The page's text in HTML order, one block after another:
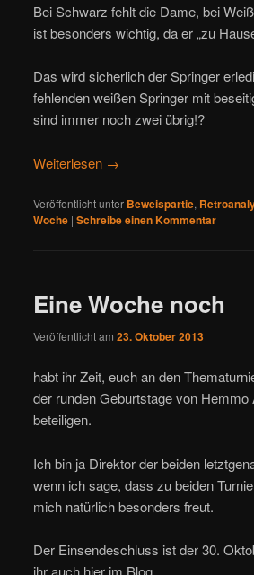
Bei Schwarz fehlt die Dame, bei
ist besonders wichtig, da er „zu
Das wird sicherlich der Springer
fehlenden weißen Springer mit
sind immer noch zwei übrig!?
Weiterlesen →
Veröffentlicht unter Beweispartie,
Woche | Schreibe einen Kommentar
Eine Woche noch
Veröffentlicht am 23. Oktober 2013
habt ihr Zeit, euch an den
der runden Geburtstage von
beteiligen.
Ich bin ja Direktor der beiden
wenn ich sage, dass zu beiden
mich natürlich besonders freut.
Der Einsendeschluss ist der 30.
ihr auch hier im Blog.